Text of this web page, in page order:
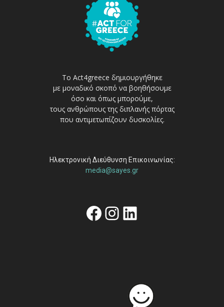
Το Act4greece δημιουργήθηκε
με μοναδικό σκοπό να βοηθήσουμε
όσο και όπως μπορούμε,
τους ανθρώπους της διπλανής πόρτας
που αντιμετωπίζουν δυσκολίες.
Ηλεκτρονική Διεύθυνση Επικοινωνίας:
media@sayes.gr
Facebook
Instagram
Linkedin